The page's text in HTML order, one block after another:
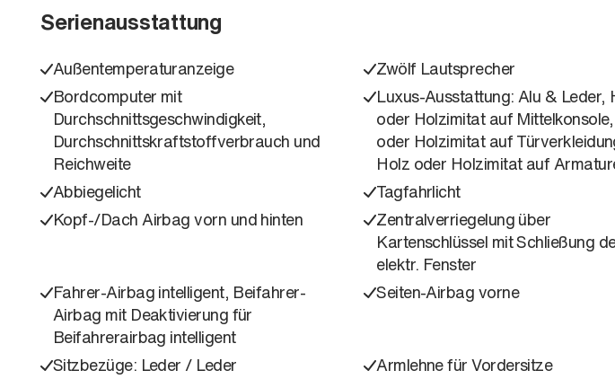
Serienausstattung
Außentemperaturanzeige
Zwölf Lautsprecher
Bordcomputer mit
Durchschnittsgeschwindigkeit,
Durchschnittskraftstoffverbrauch und
Reichweite
Luxus-Ausstattung: Alu & Leder,
oder Holzimitat auf
oder Holzimitat auf
Holz oder Holzimitat auf
Abbiegelicht
Tagfahrlicht
Kopf-/Dach Airbag vorn und hinten
Zentralverriegelung über
Kartenschlüssel mit Schließung
elektr. Fenster
Fahrer-Airbag intelligent, Beifahrer-
Airbag mit Deaktivierung für
Beifahrerairbag intelligent
Seiten-Airbag vorne
Sitzbezüge: Leder / Leder
Armlehne für Vordersitze